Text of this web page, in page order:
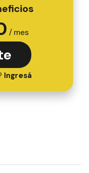
/ mes
Ingresá